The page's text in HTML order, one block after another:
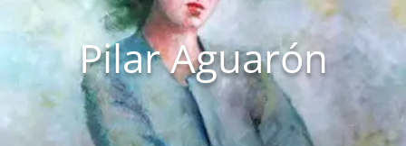
Pilar Aguarón